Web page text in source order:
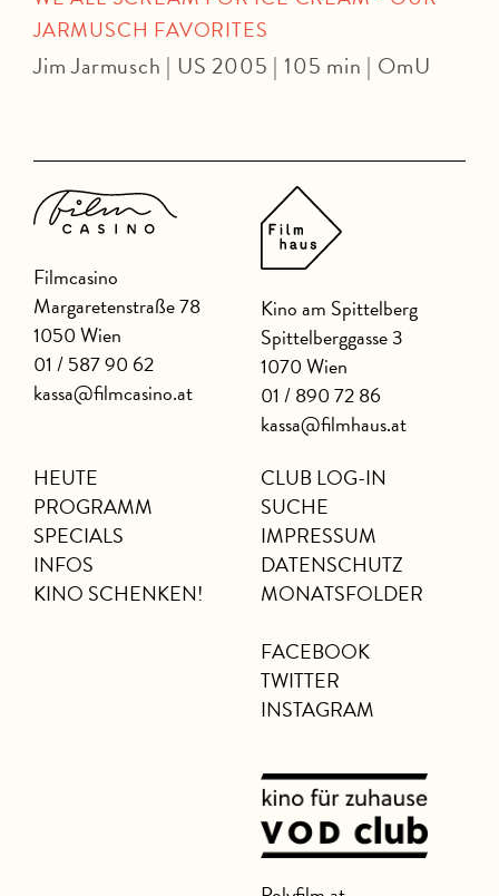
JARMUSCH FAVORITES
Jim Jarmusch | US 2005 | 105 min | OmU
Filmcasino
Margaretenstraße 78
1050 Wien
01 / 587 90 62
kassa@filmcasino.at
Kino am Spittelberg
Spittelberggasse 3
1070 Wien
01 / 890 72 86
kassa@filmhaus.at
HEUTE
PROGRAMM
SPECIALS
INFOS
KINO SCHENKEN!
CLUB LOG-IN
SUCHE
IMPRESSUM
DATENSCHUTZ
MONATSFOLDER
FACEBOOK
TWITTER
INSTAGRAM